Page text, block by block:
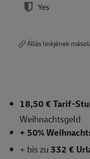
Yes
Állás linkjének
18,50 € Tarif-
Weihnachtsgeld
+ 50%
+ bis zu332 €